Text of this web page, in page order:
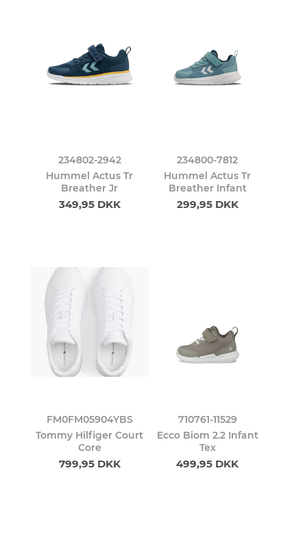
234802-2942
Hummel Actus Tr
Breather Jr
349,95 DKK
234800-7812
Hummel Actus Tr
Breather Infant
299,95 DKK
FM0FM05904YBS
Tommy Hilfiger Court
Core
799,95 DKK
710761-11529
Ecco Biom 2.2 Infant
Tex
499,95 DKK